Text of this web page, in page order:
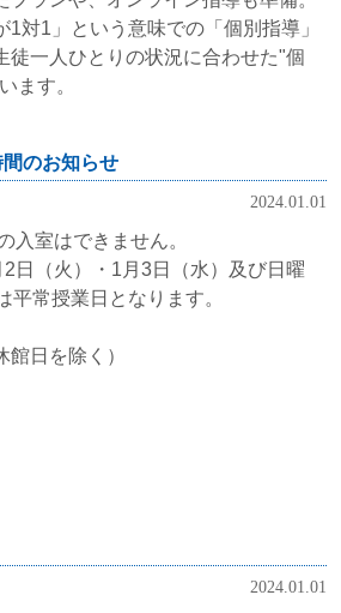
対1」という意味での「個別指導」
徒一人ひとりの状況に合わせた"個
ます。
のお知らせ
2024.01.01
入室はできません。
日（火）・1月3日（水）及び日曜
常授業日となります。
館日を除く）
2024.01.01